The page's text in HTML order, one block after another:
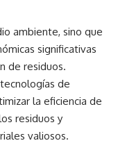
ambiente, sino que
significativas
de residuos.
de
la eficiencia de
residuos y
valiosos.